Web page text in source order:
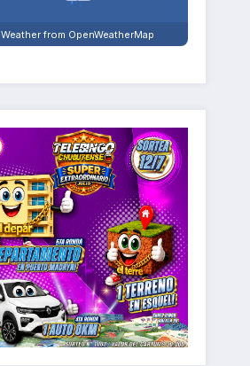
Weather from OpenWeatherMap